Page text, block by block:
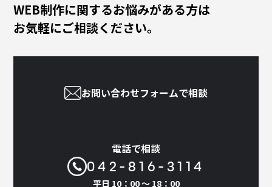
WEB制作に関するお悩みがある方は
お気軽にご相談ください。
お問い合わせフォームで相談
電話で相談
042-816-3114
平日 10：00 〜 18：00